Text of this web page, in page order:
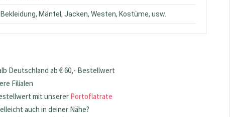
Bekleidung, Mäntel, Jacken, Westen, Kostüme, usw.
Deutschland ab € 60,- Bestellwert
Filialen
mit unserer Portoflatrate
auch in deiner Nähe?